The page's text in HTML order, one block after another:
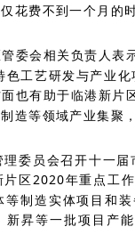
花费不到一个月的时
委会相关负责人表
工艺研发与产业
也有助于临港新片
造等领域产业集聚
委员会召开十一
区2020年重点工
制造实体项目和
新昇等一批项目产